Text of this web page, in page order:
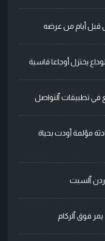
أيام من عرضه
يختزل أوجاعا قاسية
في تطبيقات ٱلتواصل
مؤلمة أودت بحياة
ٱلسبت
فوق ٱلركام